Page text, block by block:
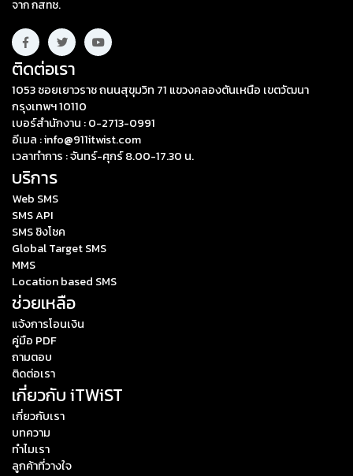
จาก กสทช.
ติดต่อเรา
1053 ซอยเยาวราช ถนนสุขุมวิท 71 แขวงคลองตันเหนือ เขตวัฒนา
กรุงเทพฯ 10110
เบอร์สำนักงาน : 0-2713-0991
อีเมล : info@911itwist.com
เวลาทำการ : จันทร์-ศุกร์ 8.00-17.30 น.
บริการ
Web SMS
SMS API
SMS ชิงโชค
Global Target SMS
MMS
Location based SMS
ช่วยเหลือ
แจ้งการโอนเงิน
คู่มือ PDF
ถามตอบ
ติดต่อเรา
เกี่ยวกับ iTWiST
เกี่ยวกับเรา
บทความ
ทำไมเรา
ลูกค้าที่วางใจ